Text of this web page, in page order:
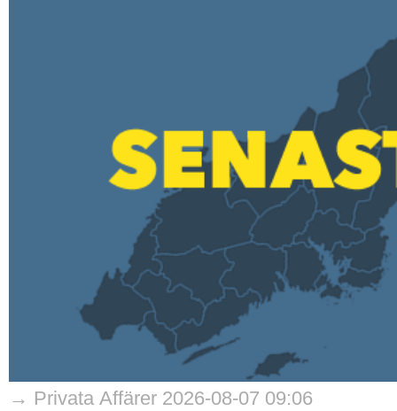
→ Privata Affärer 2026-08-07 09:06